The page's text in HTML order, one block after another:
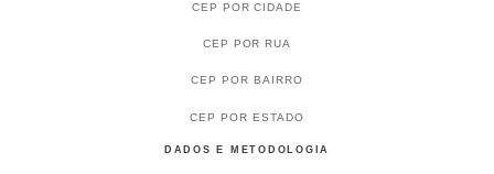
CEP POR CIDADE
CEP POR RUA
CEP POR BAIRRO
CEP POR ESTADO
DADOS E METODOLOGIA